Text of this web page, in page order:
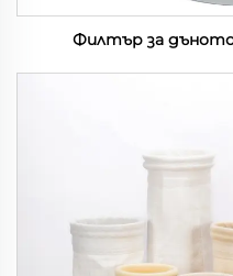
Филтър за